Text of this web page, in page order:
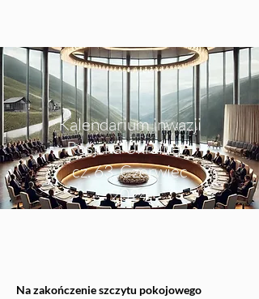
Kalendarium inwazji
Rosji na Ukrainę –
cz. 63. Czerwiec
2024
Na zakończenie szczytu pokojowego